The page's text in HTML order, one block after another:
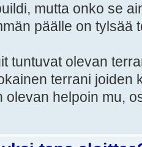
mutta onko se
päälle on tylsää
tuntuvat olevan
terrani joiden
olevan helpoin mu,